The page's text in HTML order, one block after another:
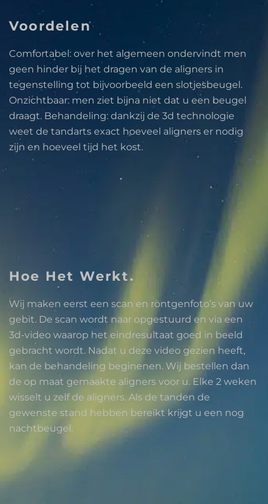
Voordelen
Comfortabel: over het algemeen ondervindt men
geen hinder bij het dragen van de aligners in
tegenstelling tot bijvoorbeeld een slotjesbeugel.
Onzichtbaar: men ziet bijna niet dat u een beugel
draagt. Behandeling: dankzij de 3d technologie
weet de tandarts exact hoeveel aligners er nodig
zijn en hoeveel tijd het kost.
Hoe Het Werkt.
Wij maken eerst een scan en röntgenfoto’s van uw
gebit. De scan wordt naar opgestuurd en via een
3d-video waarop het eindresultaat goed in beeld
gebracht wordt. Nadat u deze video gezien heeft,
kan de behandeling beginenen. Wij bestellen dan
de op maat gemaakte aligners voor u. Elke 2 weken
wisselt u zelf de aligners. Als de tanden de
gewenste stand hebben bereikt krijgt u een nog
nachtbeugel.